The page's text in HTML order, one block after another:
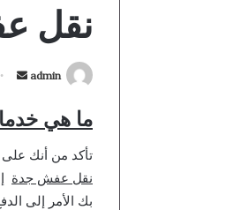
نقل
admin
أرسل
ما هي
تأكد من أنك
نقل عفش جدة
بك الأمر إلى